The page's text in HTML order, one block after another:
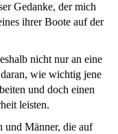
Gedanke, der mich
ihrer Boote auf der
nicht nur an eine
wie wichtig jene
und doch einen
leisten.
und Männer, die auf